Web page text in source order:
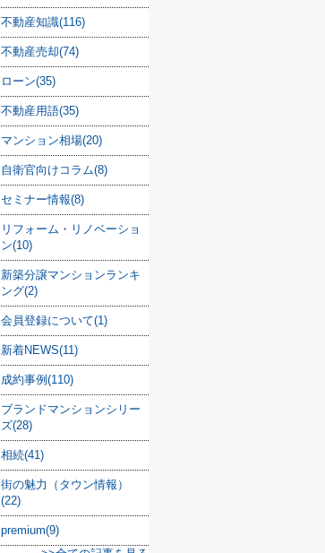
不動産知識(116)
不動産売却(74)
ローン(35)
不動産用語(35)
マンション相場(20)
自衛官向けコラム(8)
セミナー情報(8)
リフォーム・リノベーショ
ン(10)
新築分譲マンションランキ
ング(2)
会員登録について(1)
新着NEWS(11)
成約事例(110)
ブランドマンションシリー
ズ(28)
相続(41)
街の魅力（タウン情報）
(22)
premium(9)